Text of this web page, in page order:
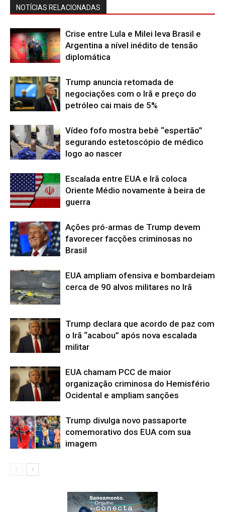
NOTÍCIAS RELACIONADAS
Crise entre Lula e Milei leva Brasil e
Argentina a nível inédito de tensão
diplomática
Trump anuncia retomada de
negociações com o Irã e preço do
petróleo cai mais de 5%
Vídeo fofo mostra bebê “espertão”
segurando estetoscópio de médico
logo ao nascer
Escalada entre EUA e Irã coloca
Oriente Médio novamente à beira de
guerra
Ações pró-armas de Trump devem
favorecer facções criminosas no
Brasil
EUA ampliam ofensiva e bombardeiam
cerca de 90 alvos militares no Irã
Trump declara que acordo de paz com
o Irã “acabou” após nova escalada
militar
EUA chamam PCC de maior
organização criminosa do Hemisfério
Ocidental e ampliam sanções
Trump divulga novo passaporte
comemorativo dos EUA com sua
imagem